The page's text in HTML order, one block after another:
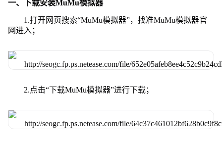
一、下载安装MuMu模拟器
1.打开网页搜索“MuMu模拟器”，找准MuMu模拟器官
网进入；
2.点击“下载MuMu模拟器”进行下载；